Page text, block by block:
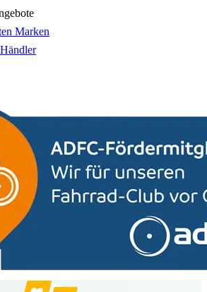
Marken